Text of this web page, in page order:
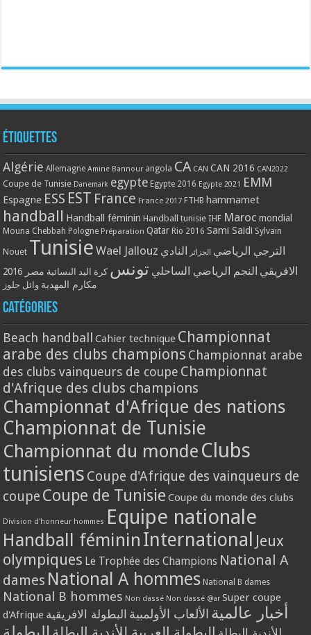
Étiquettes
Algérie Allemagne Amine Bannour angola CA CAN CAN 2016 CAN2022
Coupe de Tunisie Danemark egypte Egypte 2016 Egypte 2021 EMM
Espagne ESS EST France France 2017 FTHB hammamet
handball Handball féminin Handball tunisie IHF Maroc mondial
Mouna Chebbah Pologne Préparation Qatar Rio 2016 Sami Saidi Sylvain
Nouet Tunisie Wael Jallouz الترجي الرياضي الجزائر النادي
الافريقي النجم الرياضي الساحلي تونس كرة اليد النسائية مصر 2016
مكارم المهدية وائل جلوز
Catégories
Beach handball Cahier technique Championnat
arabe des clubs champions Championnat arabe
des clubs vainqueurs de coupe Championnat
d'Afrique des clubs champions
Championnat d'Afrique des nations
Championnat de Tunisie
Championnat du monde Clubs
tunisiens Coupe d'Afrique des vainqueurs de
coupe Coupe de Tunisie Coupe du monde des clubs
Division d'honneur hommes Equipe nationale
Handball féminin International Jeux
olympiques Le Trophée des Champions National A
dames National A hommes National B dames
National B hommes Non classé Non classé @ar Super coupe
d'Afrique
أخبار عالمية الألعاب الأولمبية البطولة الافريقية